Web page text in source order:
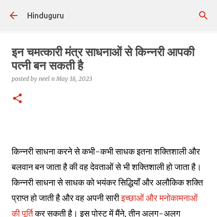
Hinduguru
इन चमत्कारी मंत्र साधनाओं से किन्नरी आपकी
पत्नी बन सकती है
posted by neel n May 18, 2023
किन्नरी साधना करने से कभी-कभी साधक इतना शक्तिशाली और
बलवान बन जाता है की वह देवताओं से भी शक्तिशाली हो जाता है।
किन्नरी साधना से साधक को भयंकर सिद्धियाँ और अलौकिक शक्ति
प्राप्त हो जाती है और वह अपनी सारीइच्छाओं और मनोकामनाओं
की पूर्तिकर सकती है। इस पोस्ट में मैंने, तीन अलग-अलग